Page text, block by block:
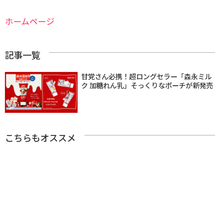
ホームページ
記事一覧
甘党さん必携！超ロングセラー「森永ミル
ク 加糖れん乳」そっくりなポーチが新発売
こちらもオススメ